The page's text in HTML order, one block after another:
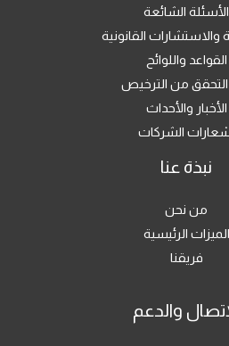
الأسئلة الشائعة
والاستشارات القانونية
القواعد واللوائح
التحقق من الترخيص
الأخبار والأحداث
الشركات
نبذة عنا
من نحن
الميزات الرئيسية
فريقنا
والدعم